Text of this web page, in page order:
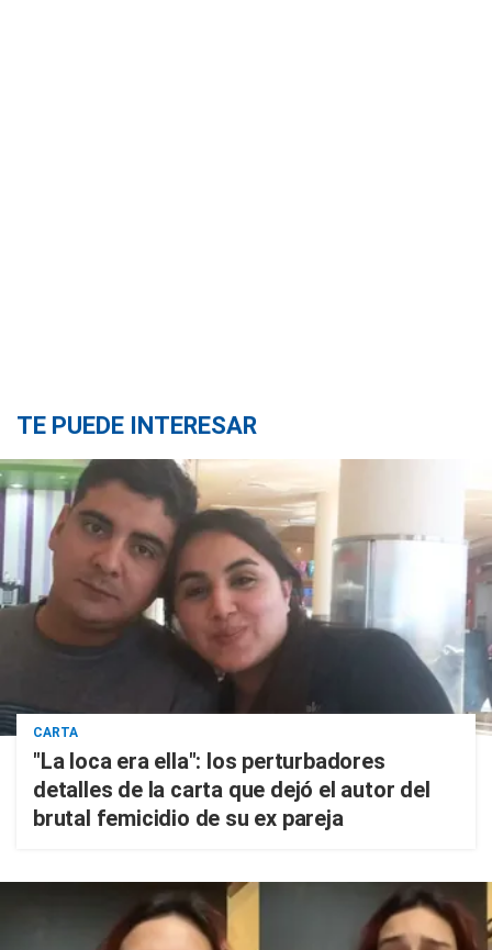
TE PUEDE INTERESAR
CARTA
"La loca era ella": los perturbadores
detalles de la carta que dejó el autor del
brutal femicidio de su ex pareja